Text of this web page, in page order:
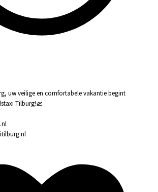
uw veilige en comfortabele vakantie begint
Tilburg!🛫